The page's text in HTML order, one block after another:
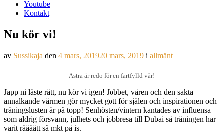
Youtube
Kontakt
Nu kör vi!
av Sussikaja den 4 mars, 201920 mars, 2019 i allmänt
Astra är redo för en fartfylld vår!
Japp ni läste rätt, nu kör vi igen! Jobbet, våren och den sakta
annalkande värmen gör mycket gott för själen och inspirationen och
träningslusten är på topp! Senhösten/vintern kantades av influensa
som aldrig försvann, julhets och jobbresa till Dubai så träningen har
varit räääätt så mkt på is.